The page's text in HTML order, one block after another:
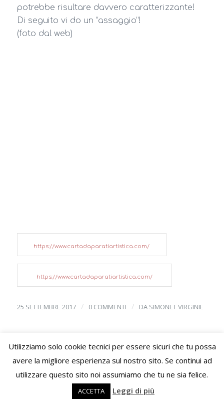
potrebbe risultare davvero caratterizzante!
Di seguito vi do un “assaggio”!
(foto dal web)
https://www.cartadaparatiartistica.com/
https://www.cartadaparatiartistica.com/
25 SETTEMBRE 2017 / 0 COMMENTI / DA SIMONET VIRGINIE
1 2 3
Utilizziamo solo cookie tecnici per essere sicuri che tu possa
avere la migliore esperienza sul nostro sito. Se continui ad
utilizzare questo sito noi assumiamo che tu ne sia felice.
ACCETTA Leggi di più